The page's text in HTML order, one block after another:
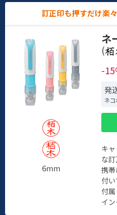
訂正印も押すだけ楽
6mm
ネ
(
-
発
ネコ
キ
な訂
携
付
付属
イン